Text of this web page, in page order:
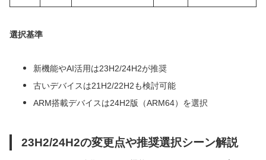
選択基準
新機能やAI活用は23H2/24H2が推奨
古いデバイスは21H2/22H2も検討可能
ARM搭載デバイスは24H2版（ARM64）を選択
23H2/24H2の変更点や推奨選択シーン解説